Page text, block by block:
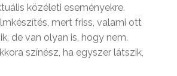
közéleti eseményekre.
mert friss, valami ott
de van olyan is, hogy nem.
színész, ha egyszer látszik,